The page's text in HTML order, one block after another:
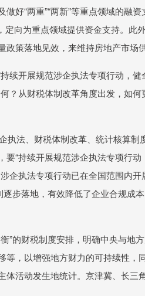
好“两重”“两新”等重点领域的融
向为重点领域提供资金支持。此
策落地见效，来维持房地产市场供
续开展规范涉企执法专项行动，健
？从财税体制改革角度出发，如何
执法、财税体制改革、统计核算制
“持续开展规范涉企执法专项行动
企执法专项行动已在全国范围内开
步落地，有效降低了企业合规成
的财税制度安排，明确中央与地方
，以增强地方财力的可持续性，
体活动发生地统计。京津冀、长三